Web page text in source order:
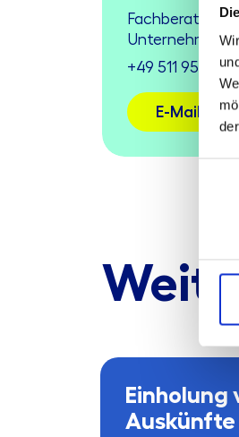
Fachberaterin
+49 511 9574-
E-Mail
Einholung
Auskünfte